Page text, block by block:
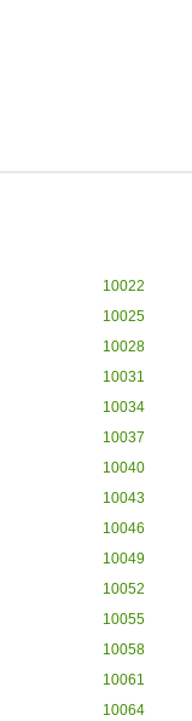
10022
10025
10028
10031
10034
10037
10040
10043
10046
10049
10052
10055
10058
10061
10064